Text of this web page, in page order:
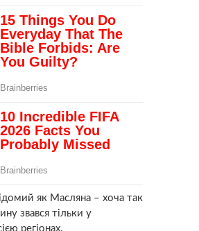
як Масляна – хоча так
звався тільки у
регіонах.